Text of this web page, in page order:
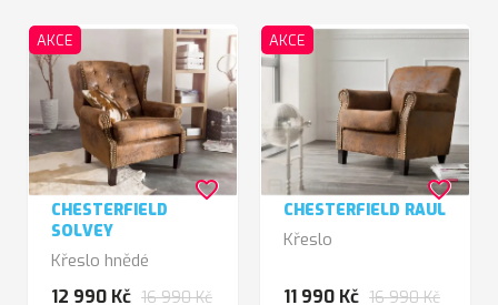
AKCE
CHESTERFIELD
SOLVEY
Křeslo hnědé
12 990 Kč 16 990 Kč
favorite_border
AKCE
CHESTERFIELD RAUL
Křeslo
11 990 Kč 16 990 Kč
favorite_border